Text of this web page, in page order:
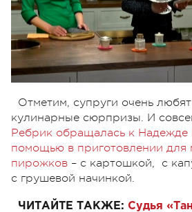
Отметим, супруги очень
кулинарные сюрпризы. И
Ребрик обращалась к Надежде
помощью в приготовлении для
пирожков – с картошкой, с
с грушевой начинкой.
ЧИТАЙТЕ ТАКЖЕ: Судья